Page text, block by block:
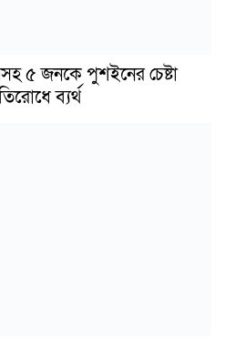
৫ জনকে পুশইনের চেষ্টা
ব্যর্থ